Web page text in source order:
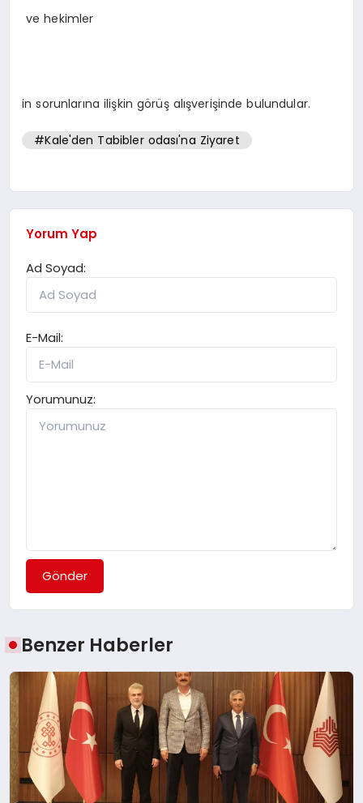
ve hekimler
in sorunlarına ilişkin görüş alışverişinde bulundular.
#Kale'den Tabibler odası'na Ziyaret
Yorum Yap
Ad Soyad:
E-Mail:
Yorumunuz:
Gönder
Benzer Haberler